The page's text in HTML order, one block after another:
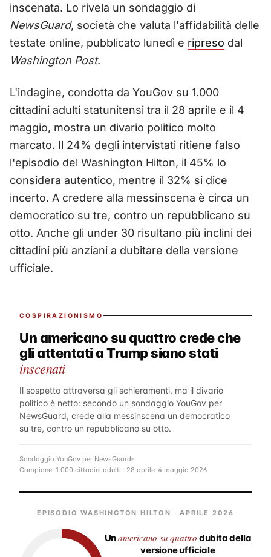
inscenata. Lo rivela un sondaggio di
NewsGuard, società che valuta l'affidabilità delle
testate online, pubblicato lunedì e ripreso dal
Washington Post.
L'indagine, condotta da YouGov su 1.000
cittadini adulti statunitensi tra il 28 aprile e il 4
maggio, mostra un divario politico molto
marcato. Il 24% degli intervistati ritiene falso
l'episodio del Washington Hilton, il 45% lo
considera autentico, mentre il 32% si dice
incerto. A credere alla messinscena è circa un
democratico su tre, contro un repubblicano su
otto. Anche gli under 30 risultano più inclini dei
cittadini più anziani a dubitare della versione
ufficiale.
COSPIRAZIONISMO
Un americano su quattro crede che
gli attentati a Trump siano stati
inscenati
Il sospetto attraversa gli schieramenti, ma il divario
politico è netto: secondo un sondaggio YouGov per
NewsGuard, crede alla messinscena un democratico
su tre, contro un repubblicano su otto.
Sondaggio YouGov per NewsGuard
Campione: 1.000 cittadini adulti · 28 aprile-4 maggio 2026
EPISODIO WASHINGTON HILTON · APRILE 2026
Unamericano su quattro dubita della
versione ufficiale